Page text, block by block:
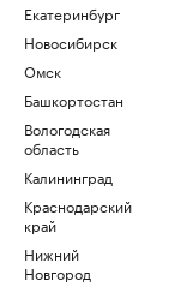
Екатеринбург
Новосибирск
Омск
Башкортостан
Вологодская
область
Калининград
Краснодарский
край
Нижний
Новгород